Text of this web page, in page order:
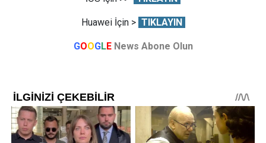
Huawei İçin > TIKLAYIN
GOOGLE News Abone Olun